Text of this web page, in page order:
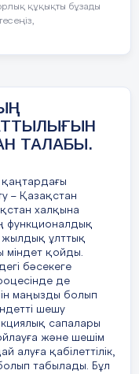
мен,әсіресе
8м. Екі
құрылғы
10м.
6м болса,
табыңыз.
бойынша
және пішін
құқықты бұзады
ТАЛАБЫ.
– Қазақстан
халқына
функционалдық
ұлттық
қойды.
бәсекеге
де
маңызды болып
шешу
сапалары
және шешім
алуға қабілеттілік,
табылады. Бұл